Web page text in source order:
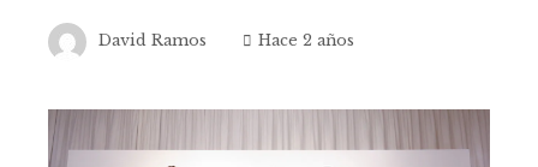
David Ramos Hace 2 años